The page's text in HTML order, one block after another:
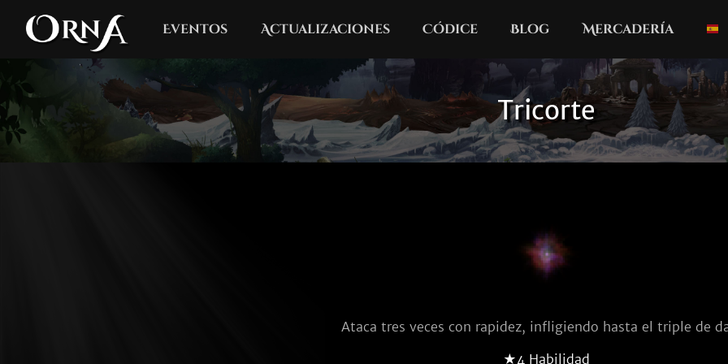
Eventos Actualizaciones Códice Blog Mercadería
Tricorte
Ataca tres veces con rapidez, infligiendo hasta el triple de
★4 Habilidad